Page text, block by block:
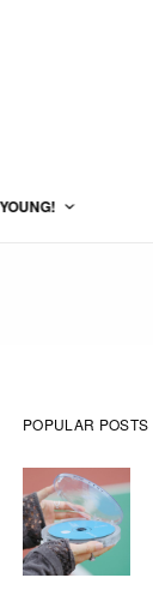
YOUNG!
POPULAR POSTS